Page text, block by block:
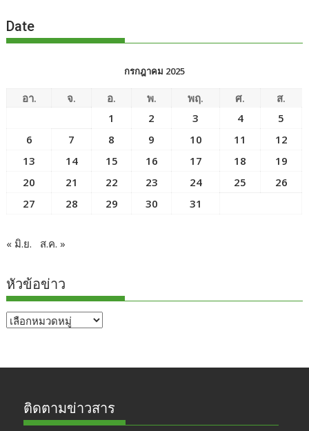
Date
กรกฎาคม 2025
อา. จ. อ. พ. พฤ. ศ.
ส.
1
2 3 4
5
6
7 8 9 10 11
12
13
14 15 16 17 18
19
20
21 22 23 24 25
26
27
28 29 30 31
« มิ.ย. ส.ค. »
หัวข้อข่าว
หัวข้อ
ติดตามข่าวสาร